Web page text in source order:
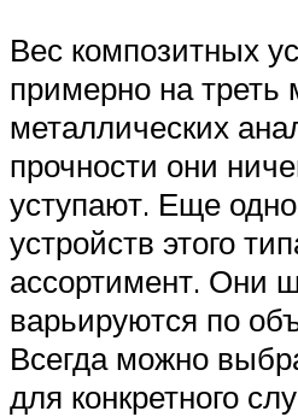
Вес композитных
примерно на
металлических
прочности они
уступают. Еще
устройств этого
ассортимент. Они
варьируются по
Всегда можно
для конкретного